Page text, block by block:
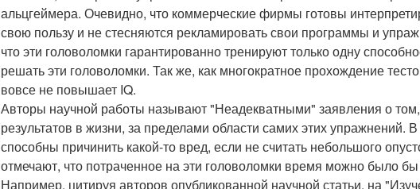
альцгеймера. Очевидно, что коммерческие фирмы готовы
свою пользу и не стесняются рекламировать свои программы и
что эти головоломки гарантированно тренируют только одну
решать эти головоломки. Так же, как многократное прохождение
вовсе не повышает IQ.
Авторы научной работы называют "Неадекватными" заявления о
результатов в жизни, за пределами области самих этих
способны причинить какой-то вред, если не считать небольшого
отмечают, что потраченное на эти головоломки время можно было бы
Например, цитируя авторов опубликованной научной статьи, на